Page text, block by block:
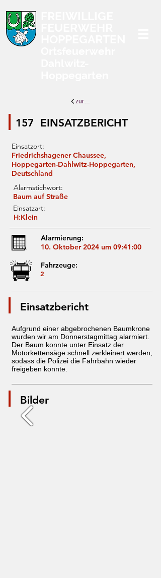
zurück zur Übersicht
EINSATZBERICHT
157
Einsatzort:
Friedrichshagener Chaussee,
Hoppegarten-Dahlwitz-Hoppegarten,
Deutschland
Alarmstichwort:
Baum auf Straße
Einsatzart:
H:Klein
Alarmierung:
10. Oktober 2024 um 09:41:00
Fahrzeuge:
2
Einsatzbericht
Aufgrund einer abgebrochenen Baumkrone
wurden wir am Donnerstagmittag alarmiert.
Der Baum konnte unter Einsatz der
Motorkettensäge schnell zerkleinert werden,
sodass die Polizei die Fahrbahn wieder
freigeben konnte.
Bilder